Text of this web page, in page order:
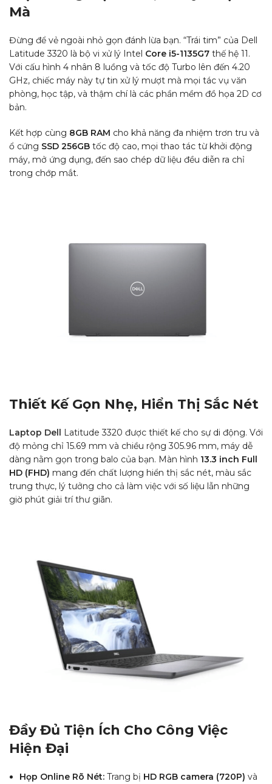
Mà
Đừng để vẻ ngoài nhỏ gọn đánh lừa bạn. “Trái tim” của Dell
Latitude 3320 là bộ vi xử lý Intel Core i5-1135G7 thế hệ 11.
Với cấu hình 4 nhân 8 luồng và tốc độ Turbo lên đến 4.20
GHz, chiếc máy này tự tin xử lý mượt mà mọi tác vụ văn
phòng, học tập, và thậm chí là các phần mềm đồ họa 2D cơ
bản.
Kết hợp cùng 8GB RAM cho khả năng đa nhiệm trơn tru và
ổ cứng SSD 256GB tốc độ cao, mọi thao tác từ khởi động
máy, mở ứng dụng, đến sao chép dữ liệu đều diễn ra chỉ
trong chớp mắt.
Thiết Kế Gọn Nhẹ, Hiển Thị Sắc Nét
Laptop Dell Latitude 3320 được thiết kế cho sự di động. Với
độ mỏng chỉ 15.69 mm và chiều rộng 305.96 mm, máy dễ
dàng nằm gọn trong balo của bạn. Màn hình 13.3 inch Full
HD (FHD) mang đến chất lượng hiển thị sắc nét, màu sắc
trung thực, lý tưởng cho cả làm việc với số liệu lẫn những
giờ phút giải trí thư giãn.
Đầy Đủ Tiện Ích Cho Công Việc
Hiện Đại
Họp Online Rõ Nét: Trang bị HD RGB camera (720P) và